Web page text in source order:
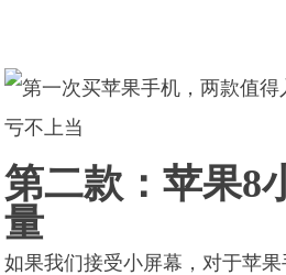
第二款：苹果8
量
如果我们接受小屏幕，对于苹果